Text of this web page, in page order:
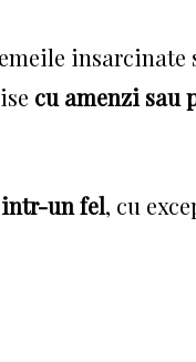
cu amenzi sau
intr-un fel, cu